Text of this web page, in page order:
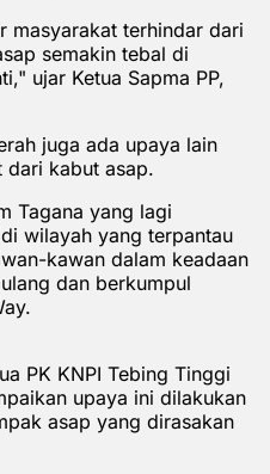
masyarakat terhindar dari
semakin tebal di
ujar Ketua Sapma PP,
juga ada upaya lain
dari kabut asap.
Tagana yang lagi
wilayah yang terpantau
kawan dalam keadaan
dan berkumpul
PK KNPI Tebing Tinggi
upaya ini dilakukan
asap yang dirasakan